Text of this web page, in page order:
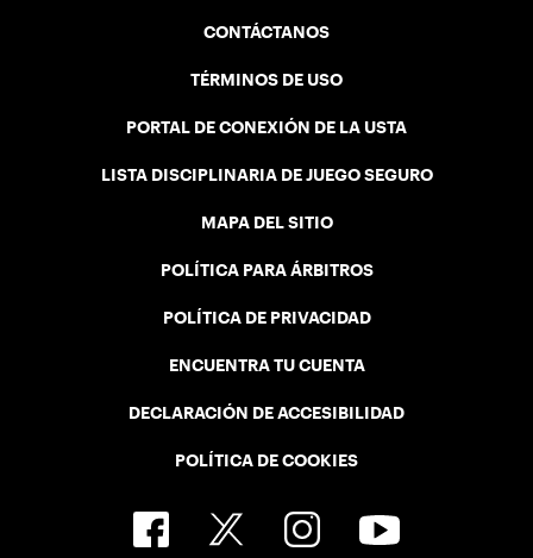
CONTÁCTANOS
TÉRMINOS DE USO
PORTAL DE CONEXIÓN DE LA USTA
LISTA DISCIPLINARIA DE JUEGO SEGURO
MAPA DEL SITIO
POLÍTICA PARA ÁRBITROS
POLÍTICA DE PRIVACIDAD
ENCUENTRA TU CUENTA
DECLARACIÓN DE ACCESIBILIDAD
POLÍTICA DE COOKIES